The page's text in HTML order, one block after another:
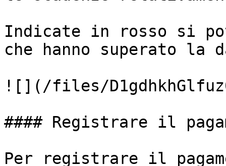
Indicate in rosso si
che hanno superato la
![](/files/
#### Registrare il
Per registrare il